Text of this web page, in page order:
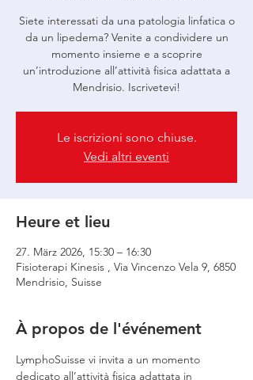
Siete interessati da una patologia linfatica o
da un lipedema? Venite a condividere un
momento insieme e a scoprire
un’introduzione all’attività fisica adattata a
Mendrisio. Iscrivetevi!
Le iscrizioni sono chiuse.
Vedi altri eventi
Heure et lieu
27. März 2026, 15:30 – 16:30
Fisioterapi Kinesis , Via Vincenzo Vela 9, 6850
Mendrisio, Suisse
À propos de l'événement
LymphoSuisse vi invita a un momento
dedicato all’attività fisica adattata in